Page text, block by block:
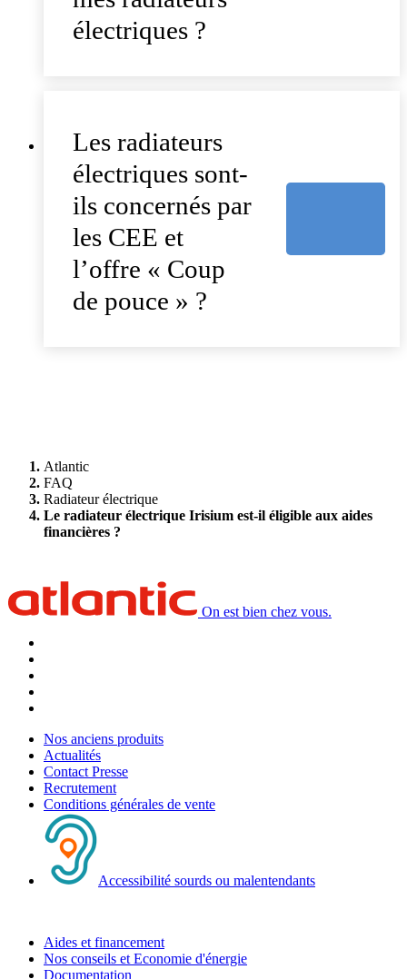
électriques ?
Les radiateurs
électriques sont-
ils concernés par
les CEE et
l’offre « Coup
de pouce » ?
Atlantic
FAQ
Radiateur électrique
Le radiateur électrique Irisium est-il éligible aux aides
financières ?
On est bien chez vous.
Nos anciens produits
Actualités
Contact Presse
Recrutement
Conditions générales de vente
Accessibilité sourds ou malentendants
Aides et financement
Nos conseils et Economie d'énergie
Documentation